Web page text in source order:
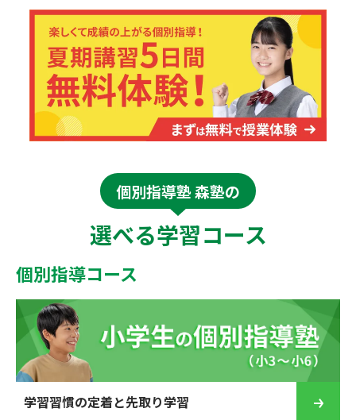
個別指導塾 森塾の
選べる学習コース
個別指導コース
学習習慣の定着と先取り学習